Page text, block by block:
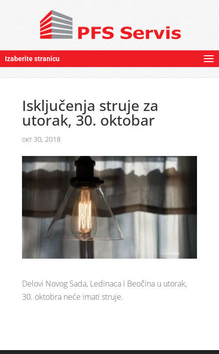
Izaberite stranicu
Isključenja struje za
utorak, 30. oktobar
окт 30, 2018
Delovi Novog Sada, Ledinaca i Beočina u utorak,
30. oktobra neće imati struje.